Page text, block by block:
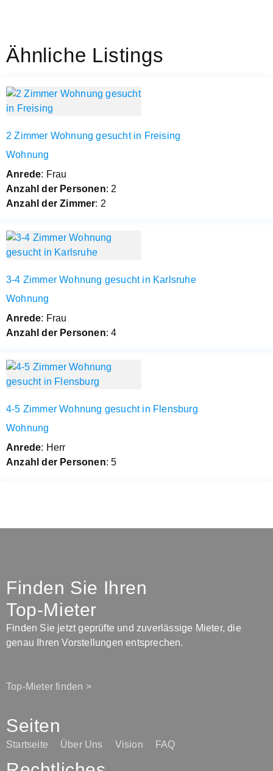
Ähnliche Listings
2 Zimmer Wohnung gesucht in Freising
Wohnung
Anrede: Frau
Anzahl der Personen: 2
Anzahl der Zimmer: 2
3-4 Zimmer Wohnung gesucht in Karlsruhe
Wohnung
Anrede: Frau
Anzahl der Personen: 4
4-5 Zimmer Wohnung gesucht in Flensburg
Wohnung
Anrede: Herr
Anzahl der Personen: 5
Finden Sie Ihren
Top-Mieter
Finden Sie jetzt geprüfte und zuverlässige Mieter, die
genau Ihren Vorstellungen entsprechen.
Top-Mieter finden >
Seiten
Startseite Über Uns Vision FAQ